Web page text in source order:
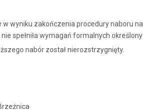
w wyniku zakończenia procedury naboru
spełniła wymagań formalnych
nabór został nierozstrzygnięty.